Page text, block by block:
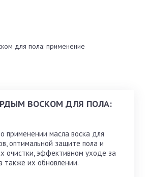
ВОСКОМ ДЛЯ ПОЛА:
применении масла воска для
оптимальной защите пола и
очистки, эффективном уходе за
также их обновлении.